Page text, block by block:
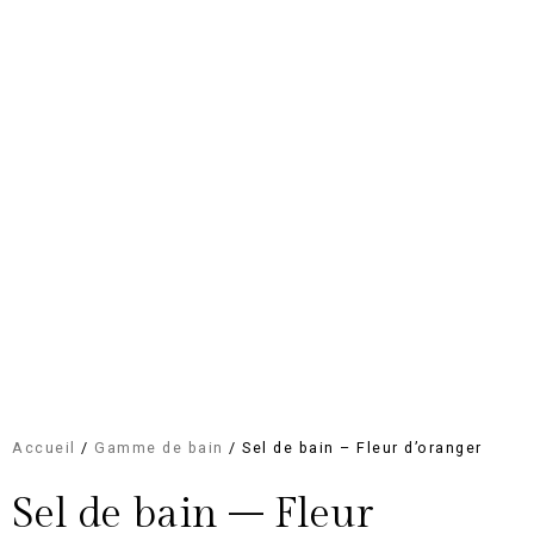
Accueil / Gamme de bain / Sel de bain – Fleur d’oranger
Sel de bain – Fleur